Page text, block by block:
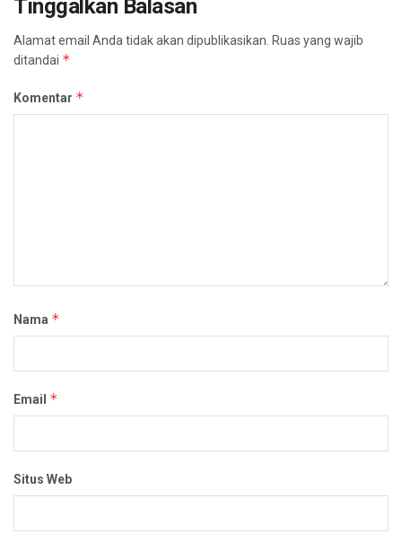
Tinggalkan Balasan
Alamat email Anda tidak akan dipublikasikan. Ruas yang wajib
ditandai *
Komentar *
Nama *
Email *
Situs Web